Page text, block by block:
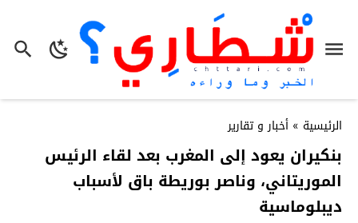
الرئيسية » أخبار و تقارير
بنكيران يعود إلى المغرب بعد لقاء الرئيس
الموريتاني، وناصر بوريطة باق لأسباب
ديبلوماسية